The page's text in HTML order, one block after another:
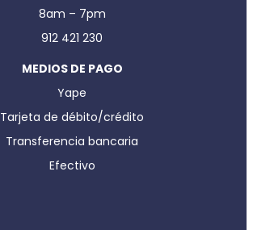
8am – 7pm
912 421 230
MEDIOS DE PAGO
Yape
Tarjeta de débito/crédito
Transferencia bancaria
Efectivo